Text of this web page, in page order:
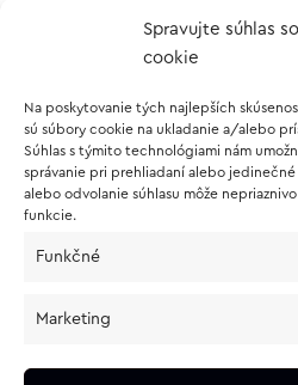
Spravujte súhlas
cookie
Na poskytovanie tých najlepších
sú súbory cookie na ukladanie a/alebo
Súhlas s týmito technológiami nám
správanie pri prehliadaní alebo jedinečné
alebo odvolanie súhlasu môže
funkcie.
Funkčné
Marketing
Vernostný program
O NÁKUPE
Vrátenie a reklamácia tovaru